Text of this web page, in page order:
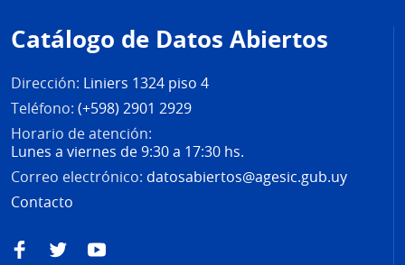
de
página
Catálogo de Datos Abiertos
Dirección: Liniers 1324 piso 4
Teléfono: (+598) 2901 2929
Horario de atención:
Lunes a viernes de 9:30 a 17:30 hs.
Correo electrónico: datosabiertos@agesic.gub.uy
Contacto
FacebookTwitterYouTube